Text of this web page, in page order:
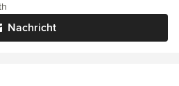
Nachricht